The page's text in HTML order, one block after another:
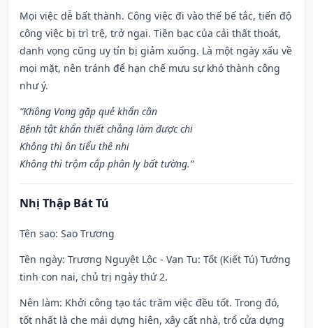
Mọi việc dễ bất thành. Công việc đi vào thế bế tắc, tiến độ
công việc bị trì trệ, trở ngại. Tiền bạc của cải thất thoát,
danh vọng cũng uy tín bị giảm xuống. Là một ngày xấu về
mọi mặt, nên tránh để hạn chế mưu sự khó thành công
như ý.
“Không Vong gặp quẻ khẩn cần
Bệnh tật khẩn thiết chẳng làm được chi
Không thì ôn tiểu thê nhi
Không thì trộm cắp phân ly bất tường.”
Nhị Thập Bát Tú
Tên sao: Sao Trương
Tên ngày: Trương Nguyệt Lộc - Vạn Tu: Tốt (Kiết Tú) Tướng
tinh con nai, chủ trị ngày thứ 2.
Nên làm: Khởi công tạo tác trăm việc đều tốt. Trong đó,
tốt nhất là che mái dựng hiên, xây cất nhà, trổ cửa dựng